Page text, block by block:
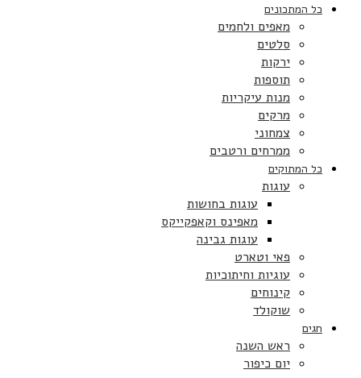
כל המתכונים
מאפים ולחמים
סלטים
ירקות
תוספות
מנות עיקריות
מרקים
צמחוני
ממרחים ורטבים
כל המתוקים
עוגות
עוגות בחושות
מאפינס וקאפקייקס
עוגות גבינה
פאי וטארט
עוגיות וחיתוכיות
קינוחים
שוקולד
חגים
ראש השנה
יום כיפור